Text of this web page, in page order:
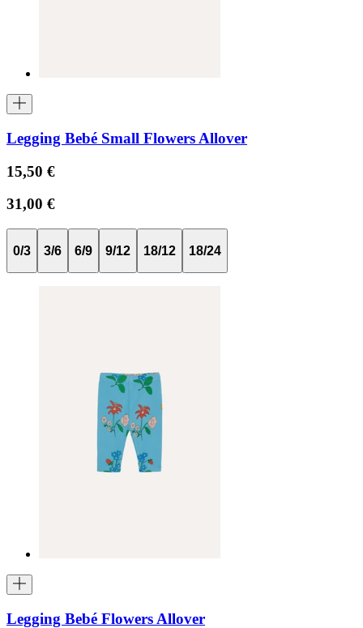
Legging Bebé Small Flowers Allover
15,50 €
31,00 €
0/3 3/6 6/9 9/12 18/12 18/24
Legging Bebé Flowers Allover